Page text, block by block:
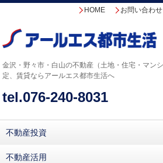
お問い合わせ
HOME
金沢・野々市・白山の不動産（土地・住宅・マン
定、賃貸なら アールエス都市生活へ
tel.076-240-8031
不動産投資
不動産活用